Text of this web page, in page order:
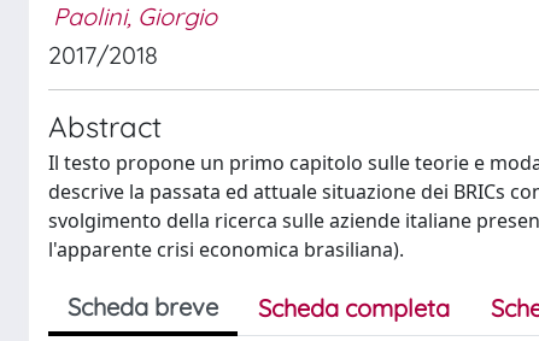
Paolini, Giorgio
2017/2018
Abstract
Il testo propone un primo capitolo sulle teorie e
descrive la passata ed attuale situazione dei BRICs
svolgimento della ricerca sulle aziende italiane
l'apparente crisi economica brasiliana).
Scheda breve Scheda completa